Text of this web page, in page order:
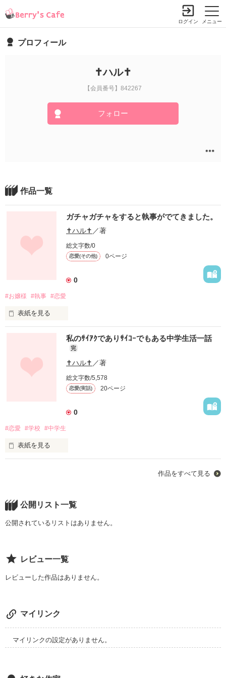
メニュー
ログイン
プロフィール
✝ハル✝
【会員番号】842267
フォロー
作品一覧
ガチャガチャをすると執事がでてきました。
✝ハル✝ ／著
総文字数/0
恋愛(その他) 0ページ
0
#お嬢様 #執事 #恋愛
表紙を見る
んと中から執事がでてきました。
作品を読む
私のｻｲｱｸでありｻｲｺｰでもある中学生活一話
完
✝ハル✝ ／著
総文字数/5,578
恋愛(実話) 20ページ
0
#恋愛 #学校 #中学生
表紙を見る
作品をすべて見る
公開リスト一覧
公開されているリストはありません。
レビュー一覧
レビューした作品はありません。
マイリンク
マイリンクの設定がありません。